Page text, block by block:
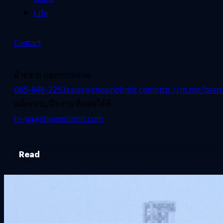
Life
Contact
ฝ่ายขาย และการตลาด
085-848-2253sales@shownolimit.comhttp://m.me/
สมัครงาน/ฝึกงาน ติดต่อได้ที่
hr-ga@shownolimit.com
Read